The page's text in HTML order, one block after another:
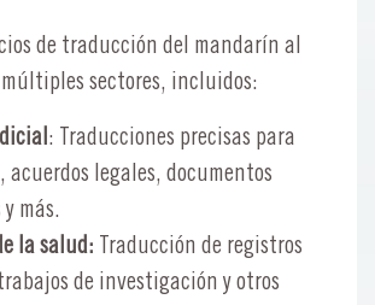
de traducción del mandarín al
sectores, incluidos:
: Traducciones precisas para
acuerdos legales, documentos
más.
la salud: Traducción de registros
de investigación y otros